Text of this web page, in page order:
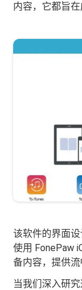
内容，它都旨在
该软件的界面设
使用 FonePaw
备内容，提供流
当我们深入研